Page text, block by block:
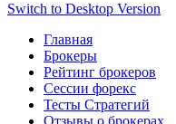
Switch to Desktop Version
Главная
Брокеры
Рейтинг брокеров
Сессии форекс
Тесты Стратегий